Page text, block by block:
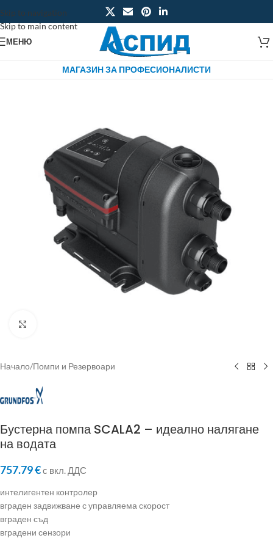
Skip to navigation
Skip to main content
МЕНЮ
МАГАЗИН ЗА ПРОФЕСИОНАЛИСТИ
Начало/Помпи и Резервоари
Бустерна помпа SCALA2 – идеално налягане
на водата
757.79€с вкл. ДДС
интелигентен контролер
вграден задвижване с управляема скорост
вграден съд
вградени сензори